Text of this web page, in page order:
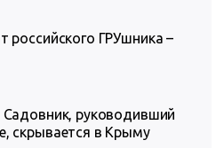
российского ГРУшника –
Садовник, руководивший
скрывается в Крыму